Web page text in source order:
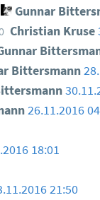
Gunnar
Christian Kruse
Bittersmann
26.11.2016
18:01
21:50